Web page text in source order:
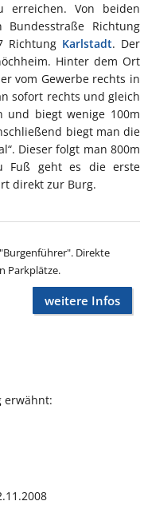
erreichen. Von beiden
Richtung
Richtung Karlstadt. Der
Hinter dem Ort
vom Gewerbe rechts in
sofort rechts und gleich
und biegt wenige 100m
biegt man die
Dieser folgt man 800m
Fuß geht es die erste
direkt zur Burg.
Direkte
Parkplätze.
weitere Infos
erwähnt: